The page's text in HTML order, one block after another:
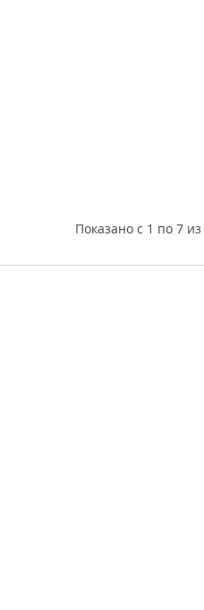
Показано с 1 по 7